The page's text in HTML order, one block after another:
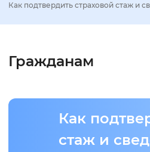
Без засечек
Как подтвердить страховой стаж и
Гражданам
Как
стаж и